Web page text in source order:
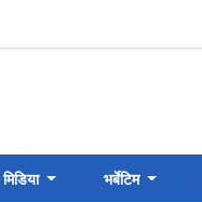
मिडिया भर्बेटिम